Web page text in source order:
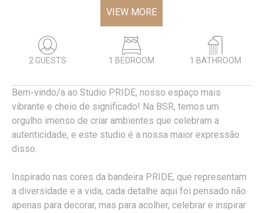
VIEW MORE
2 GUESTS 1 BEDROOM 1 BATHROOM
Bem-vindo/a ao Studio PRIDE, nosso espaço mais
vibrante e cheio de significado! Na BSR, temos um
orgulho imenso de criar ambientes que celebram a
autenticidade, e este studio é a nossa maior expressão
disso.
Inspirado nas cores da bandeira PRIDE, que representam
a diversidade e a vida, cada detalhe aqui foi pensado não
apenas para decorar, mas para acolher, celebrar e inspirar